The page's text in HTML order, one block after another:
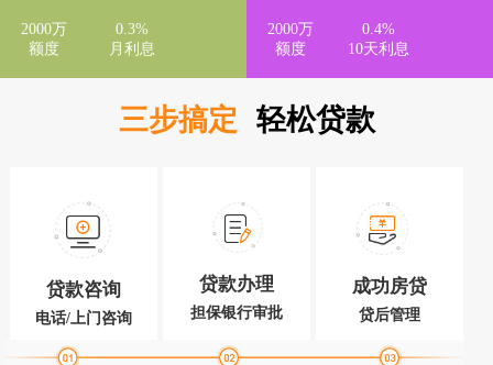
2000万
额度
0.3%
月利息
2000万
额度
0.4%
10天利息
三步搞定 轻松贷款
贷款咨询
电话/上门咨询
贷款办理
担保银行审批
成功房贷
贷后管理